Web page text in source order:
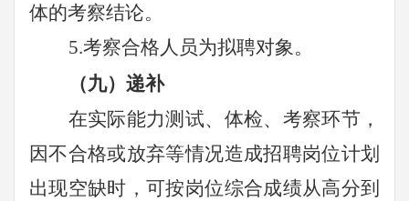
体的考察结论。
5.考察合格人员为拟聘对象。
（九）递补
在实际能力测试、 体检、考察环节，
因不合格或放弃等情况造成招聘岗位计划
出现空缺时，可按岗位综合成绩从高分到